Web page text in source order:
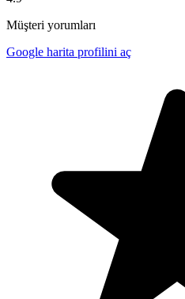
Müşteri yorumları
Google harita profilini aç